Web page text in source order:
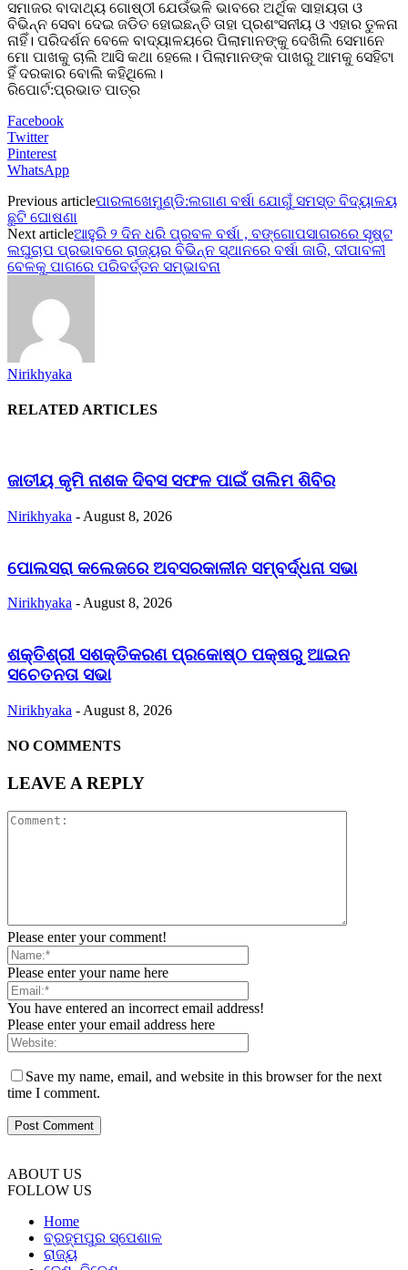
ସମାଜର ବାଦାଥ୍ୟ ଗୋଷ୍ଠୀ ଯେଉଁଭଳି ଭାବରେ ଅର୍ଥିକ ସାହାୟତା ଓ
ବିଭିନ୍ନ ସେବା ଦେଇ ଜଡିତ ହୋଇଛନ୍ତି ତାହା ପ୍ରଶଂସନୀୟ ଓ ଏହାର ତୁଳନା
ନାହିଁ। ପରିଦର୍ଶନ ବେଳେ ବାଦ୍ୟାଳୟରେ ପିଲାମାନଙ୍କୁ ଦେଖିଲି ସେମାନେ
ମୋ ପାଖକୁ ଚାଲି ଆସି କଥା ହେଲେ। ପିଲାମାନଙ୍କ ପାଖରୁ ଆମକୁ ସେହିଟା
ହିଁ ଦରକାର ବୋଲି କହିଥିଲେ।
ରିପୋର୍ଟ:ପ୍ରଭାତ ପାତ୍ର
Facebook
Twitter
Pinterest
WhatsApp
Previous articleପାରଳାଖେମୁଣ୍ଡି:ଲଗାଣ ବର୍ଷା ଯୋଗୁଁ ସମସ୍ତ ବିଦ୍ୟାଳୟ
ଛୁଟି ଘୋଷଣା
Next articleଆହୁରି ୨ ଦିନ ଧରି ପ୍ରବଳ ବର୍ଷା , ବଙ୍ଗୋପସାଗରରେ ସୃଷ୍ଟ
ଲଘୁଚାପ ପ୍ରଭାବରେ ରାଜ୍ୟର ବିଭିନ୍ନ ସ୍ଥାନରେ ବର୍ଷା ଜାରି, ଦୀପାବଳୀ
ବେଳକୁ ପାଗରେ ପରିବର୍ତ୍ତନ ସମ୍ଭାବନା
Nirikhyaka
RELATED ARTICLES
ଜାତୀୟ କୃମି ନାଶକ ଦିବସ ସଫଳ ପାଇଁ ତାଲିମ ଶିବିର
Nirikhyaka - August 8, 2026
ପୋଲସରା କଲେଜରେ ଅବସରକାଳୀନ ସମ୍ବର୍ଦ୍ଧନା ସଭା
Nirikhyaka - August 8, 2026
ଶକ୍ତିଶ୍ରୀ ସଶକ୍ତିକରଣ ପ୍ରକୋଷ୍ଠ ପକ୍ଷରୁ ଆଇନ
ସଚେତନତା ସଭା
Nirikhyaka - August 8, 2026
NO COMMENTS
LEAVE A REPLY
Please enter your comment!
Please enter your name here
You have entered an incorrect email address!
Please enter your email address here
Save my name, email, and website in this browser for the next
time I comment.
ABOUT US
FOLLOW US
Home
ବ୍ରହ୍ମପୁର ସ୍ପେଶାଳ
ରାଜ୍ୟ